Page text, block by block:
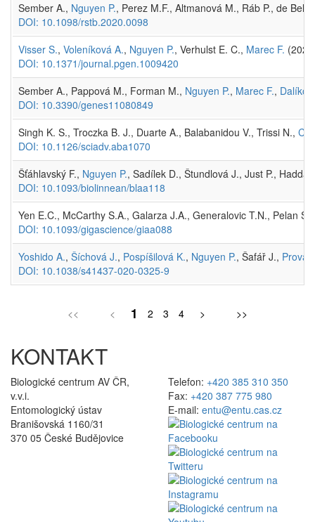
Sember A., Nguyen P., Perez M.F., Altmanová M., Ráb P., de
DOI: 10.1098/rstb.2020.0098
Visser S., Voleníková A., Nguyen P., Verhulst E. C., Marec F.
DOI: 10.1371/journal.pgen.1009420
Sember A., Pappová M., Forman M., Nguyen P., Marec F.,
DOI: 10.3390/genes11080849
Singh K. S., Troczka B. J., Duarte A., Balabanidou V., Trissi N.,
DOI: 10.1126/sciadv.aba1070
Šťáhlavský F., Nguyen P., Sadílek D., Štundlová J., Just P.,
DOI: 10.1093/biolinnean/blaa118
Yen E.C., McCarthy S.A., Galarza J.A., Generalovic T.N., Pelan S.,
DOI: 10.1093/gigascience/giaa088
Yoshido A., Šíchová J., Pospíšilová K., Nguyen P., Šafář J.,
DOI: 10.1038/s41437-020-0325-9
<< < 1 2 3 4 > >>
KONTAKT
Biologické centrum AV ČR,
v.v.i.
Entomologický ústav
Branišovská 1160/31
370 05 České Budějovice
Telefon: +420 385 310 350
Fax: +420 387 775 980
E-mail: entu@entu.cas.cz